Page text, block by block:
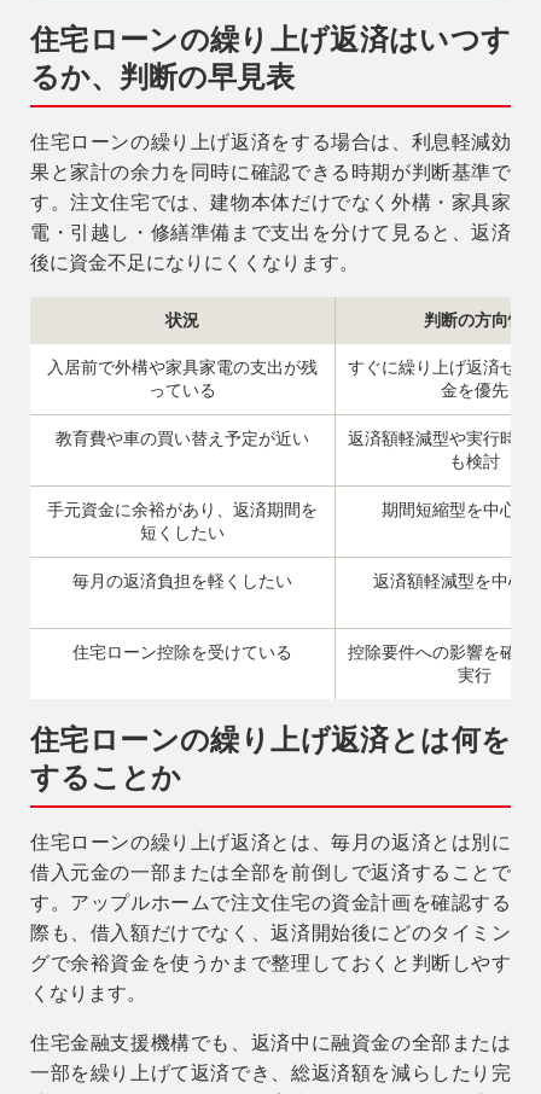
住宅ローンの繰り上げ返済はいつす
るか、判断の早見表
住宅ローンの繰り上げ返済をする場合は、利息軽減効
果と家計の余力を同時に確認できる時期が判断基準で
す。注文住宅では、建物本体だけでなく外構・家具家
電・引越し・修繕準備まで支出を分けて見ると、返済
後に資金不足になりにくくなります。
状況 判断の方向性
入居前で外構や家具家電の支出が残
っている
すぐに繰り上げ返済せず
金を優先
教育費や車の買い替え予定が近い
返済額軽減型や実行時期
も検討
手元資金に余裕があり、返済期間を
短くしたい
期間短縮型を中心に
毎月の返済負担を軽くしたい 返済額軽減型を中心
住宅ローン控除を受けている
控除要件への影響を確認
実行
住宅ローンの繰り上げ返済とは何を
することか
住宅ローンの繰り上げ返済とは、毎月の返済とは別に
借入元金の一部または全部を前倒しで返済することで
す。アップルホームで注文住宅の資金計画を確認する
際も、借入額だけでなく、返済開始後にどのタイミン
グで余裕資金を使うかまで整理しておくと判断しやす
くなります。
住宅金融支援機構でも、返済中に融資金の全部または
一部を繰り上げて返済でき、総返済額を減らしたり完